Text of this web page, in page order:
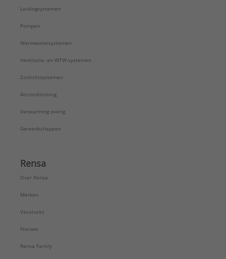
Leidingsystemen
Pompen
Warmwatersystemen
Ventilatie- en WTW-systemen
Zonlichtsystemen
Airconditioning
Verwarming overig
Gereedschappen
Rensa
Over Rensa
Merken
Vacatures
Nieuws
Rensa Family